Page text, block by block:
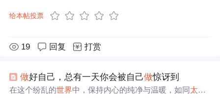
给本帖投票
19 回复 打赏
做好自己，总有一天你会被自己做惊讶到
在这个纷乱的世界中，保持内心的纯净与温暖，如同 太阳